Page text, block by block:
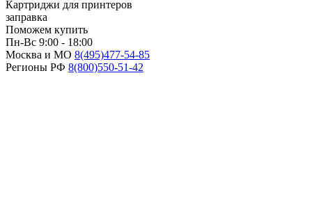
Картриджи для принтеров
заправка
Поможем купить
Пн-Вс 9:00 - 18:00
Москва и МО 8(495)477-54-85
Регионы РФ 8(800)550-51-42